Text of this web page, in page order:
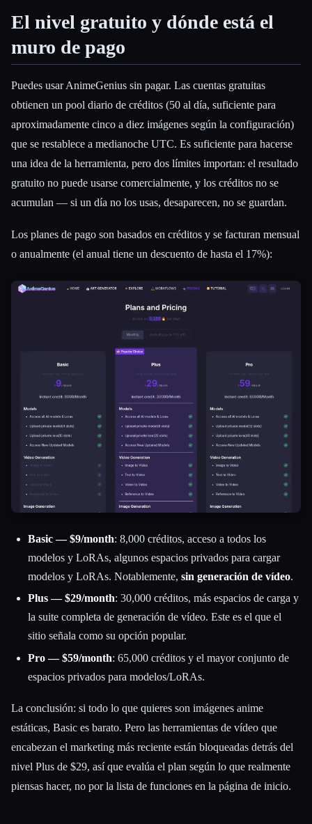
El nivel gratuito y dónde está el
muro de pago
Puedes usar AnimeGenius sin pagar. Las cuentas gratuitas
obtienen un pool diario de créditos (50 al día, suficiente para
aproximadamente cinco a diez imágenes según la configuración)
que se restablece a medianoche UTC. Es suficiente para hacerse
una idea de la herramienta, pero dos límites importan: el resultado
gratuito no puede usarse comercialmente, y los créditos no se
acumulan — si un día no los usas, desaparecen, no se guardan.
Los planes de pago son basados en créditos y se facturan mensual
o anualmente (el anual tiene un descuento de hasta el 17%):
Basic — $9/month: 8,000 créditos, acceso a todos los
modelos y LoRAs, algunos espacios privados para cargar
modelos y LoRAs. Notablemente, sin generación de vídeo.
Plus — $29/month: 30,000 créditos, más espacios de carga y
la suite completa de generación de vídeo. Este es el que el
sitio señala como su opción popular.
Pro — $59/month: 65,000 créditos y el mayor conjunto de
espacios privados para modelos/LoRAs.
La conclusión: si todo lo que quieres son imágenes anime
estáticas, Basic es barato. Pero las herramientas de vídeo que
encabezan el marketing más reciente están bloqueadas detrás del
nivel Plus de $29, así que evalúa el plan según lo que realmente
piensas hacer, no por la lista de funciones en la página de inicio.